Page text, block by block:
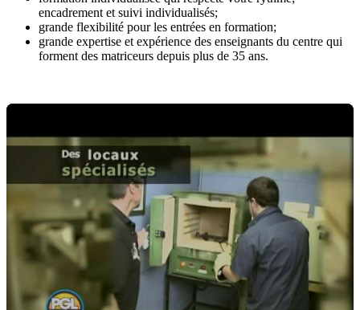
encadrement et suivi individualisés;
grande flexibilité pour les entrées en formation;
grande expertise et expérience des enseignants du centre qui
forment des matriceurs depuis plus de 35 ans.